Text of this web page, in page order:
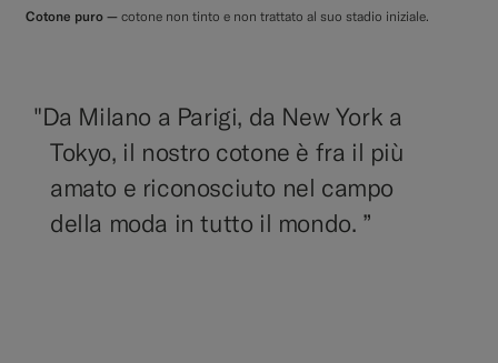
Cotone puro —cotone non tinto e non trattato al suo stadio iniziale.
"Da Milano a Parigi, da New York a
Tokyo, il nostro cotone è fra il più
amato e riconosciuto nel campo
della moda in tutto il mondo. ”